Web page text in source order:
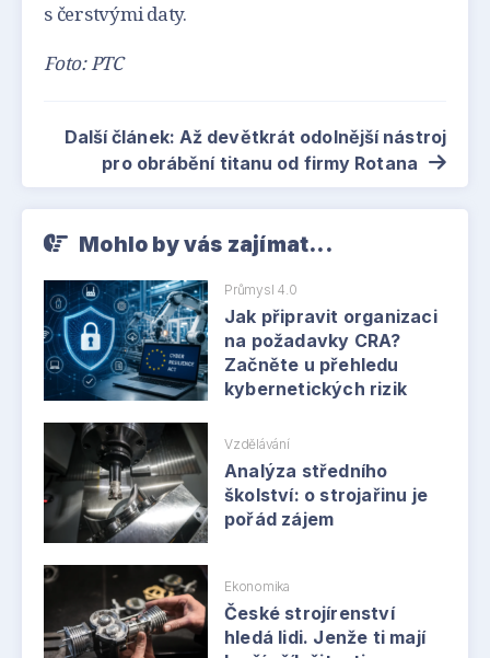
s čerstvými daty.
Foto: PTC
Další článek: Až devětkrát odolnější nástroj
pro obrábění titanu od firmy Rotana
Mohlo by vás zajímat...
Průmysl 4.0
Jak připravit organizaci
na požadavky CRA?
Začněte u přehledu
kybernetických rizik
Vzdělávání
Analýza středního
školství: o strojařinu je
pořád zájem
Ekonomika
České strojírenství
hledá lidi. Jenže ti mají